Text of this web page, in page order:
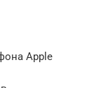
Apple